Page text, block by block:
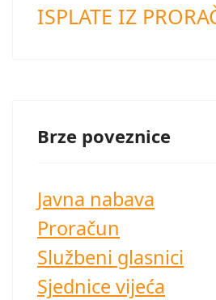
ISPLATE IZ
Brze poveznice
Javna nabava
Proračun
Službeni glasnici
Sjednice vijeća